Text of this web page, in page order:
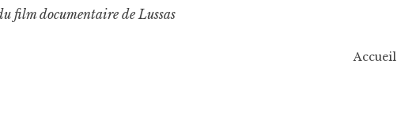
film documentaire de Lussas
Accueil